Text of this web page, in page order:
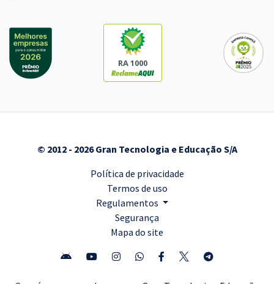
RA 1000
© 2012 - 2026 Gran Tecnologia e Educação S/A
Política de privacidade
Termos de uso
Regulamentos
Segurança
Mapa do site